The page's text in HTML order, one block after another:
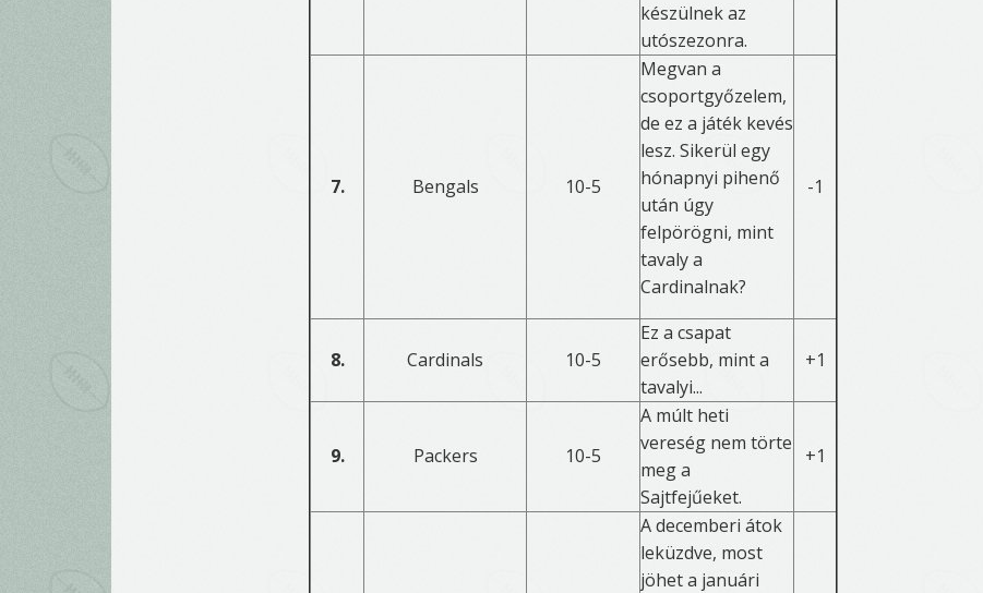
készülnek az
utószezonra.
7. Bengals 10-5
Megvan a
csoportgyőzelem,
de ez a játék kevés
lesz. Sikerül egy
hónapnyi pihenő
után úgy
felpörögni, mint
tavaly a
Cardinalnak?
-1
8. Cardinals 10-5
Ez a csapat
erősebb, mint a
tavalyi...
+1
9. Packers 10-5
A múlt heti
vereség nem törte
meg a
Sajtfejűeket.
+1
A decemberi átok
leküzdve, most
jöhet a januári